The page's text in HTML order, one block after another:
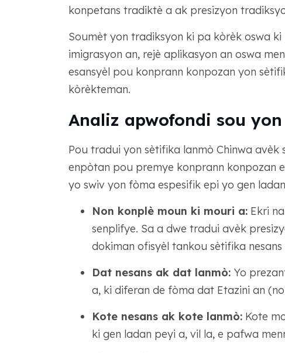
konpetans tradiktè a ak presizyon
Soumèt yon tradiksyon ki pa kòrèk oswa
imigrasyon an, rejè aplikasyon an oswa
esansyèl pou konprann konpozan yon
kòrèkteman.
Analiz apwofondi sou
Pou tradui yon sètifika lanmò Chinwa avèk
enpòtan pou premye konprann konpozan
yo swiv yon fòma espesifik epi yo gen
Non konplè moun ki mouri a:Ekri
senplifye. Sa a dwe tradui avèk
dokiman ofisyèl tankou sètifika nesans
Dat nesans ak dat lanmò:Yo
a, ki diferan de fòma dat Etazini an
Kote nesans ak kote lanmò:Kote
ki gen ladan peyi a, vil la, e pafwa